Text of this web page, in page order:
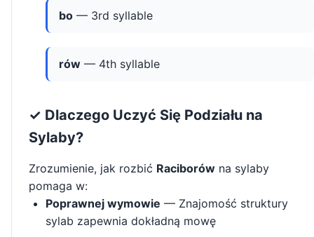
bo — 3rd syllable
rów — 4th syllable
✓ Dlaczego Uczyć Się Podziału na
Sylaby?
Zrozumienie, jak rozbić Raciborów na sylaby
pomaga w:
Poprawnej wymowie — Znajomość struktury
sylab zapewnia dokładną mowę